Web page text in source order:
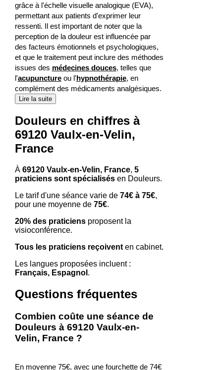
grâce à l'échelle visuelle analogique (EVA),
permettant aux patients d'exprimer leur
ressenti. Il est important de noter que la
perception de la douleur est influencée par
des facteurs émotionnels et psychologiques,
et que le traitement peut inclure des méthodes
issues des médecines douces, telles que
l'acupunctureou l'hypnothérapie, en
complément des médicaments analgésiques.
Lire la suite
Douleurs en chiffres à
69120 Vaulx-en-Velin,
France
À 69120 Vaulx-en-Velin, France, 5
praticiens sont spécialisésen Douleurs.
Le tarif d'une séance varie de 74€ à 75€,
pour une moyenne de 75€.
20% des praticiensproposent la
visioconférence.
Tous les praticiens reçoiventen cabinet.
Les langues proposées incluent :
Français, Espagnol .
Questions fréquentes
Combien coûte une séance de
Douleurs à 69120 Vaulx-en-
Velin, France ?
En moyenne 75€, avec une fourchette de 74€